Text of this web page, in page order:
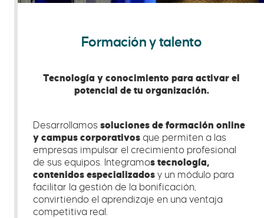
Formación y talento
Tecnología y conocimiento para activar el
potencial de tu organización.
Desarrollamossoluciones de formación online
y campus corporativos que permiten a las
empresas impulsar el crecimiento profesional
de sus equipos. Integramos tecnología,
contenidos especializadosy un módulo para
facilitar la gestión de la bonificación,
convirtiendo el aprendizaje en una ventaja
competitiva real.